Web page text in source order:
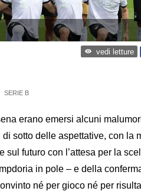
vedi letture
SERIE B
erano emersi alcuni
sotto delle aspettative, con la
sul futuro con l’attesa per la
in pole – e della
né per gioco né per